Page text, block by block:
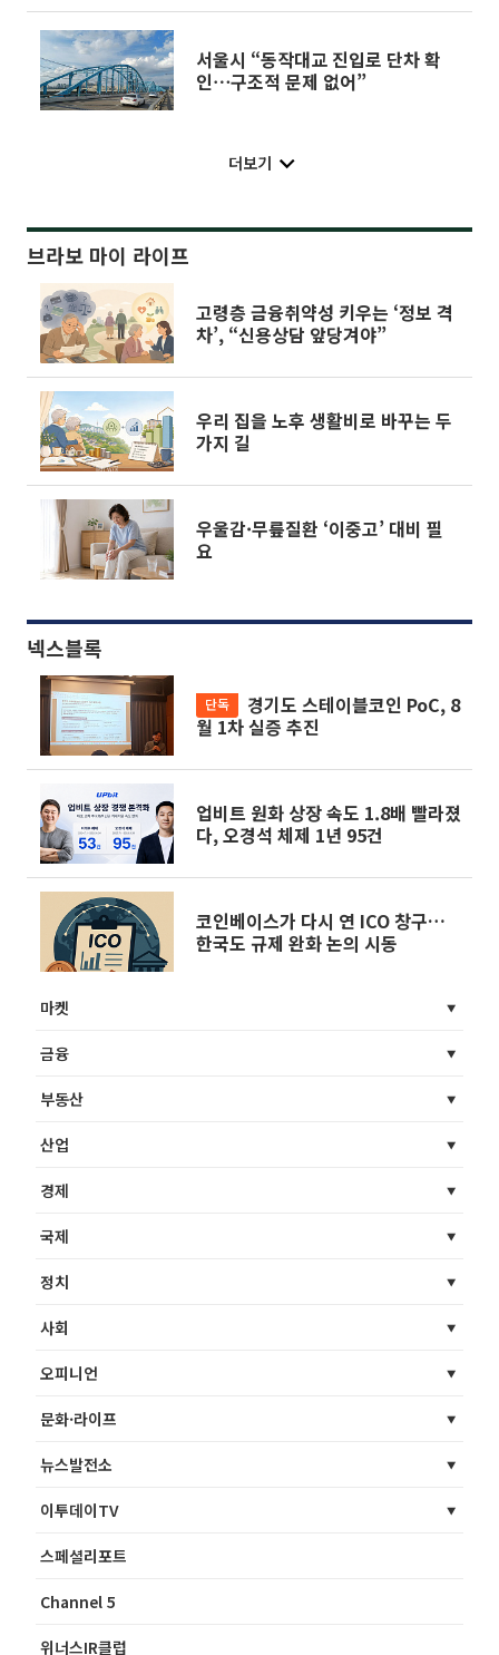
서울시 “동작대교 진입로 단차 확
인⋯구조적 문제 없어”
더보기
브라보 마이 라이프
고령층 금융취약성 키우는 ‘정보 격
차’, “신용상담 앞당겨야”
우리 집을 노후 생활비로 바꾸는 두
가지 길
우울감·무릎질환 ‘이중고’ 대비 필
요
넥스블록
단독
월 1차 실증 추진
업비트 원화 상장 속도 1.8배 빨라졌
다, 오경석 체제 1년 95건
코인베이스가 다시 연 ICO 창구…
한국도 규제 완화 논의 시동
마켓
금융
부동산
산업
경제
국제
정치
사회
오피니언
문화·라이프
뉴스발전소
이투데이TV
스페셜리포트
Channel 5
위너스IR클럽